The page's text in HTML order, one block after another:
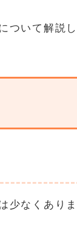
ついて解説し
少なくありま